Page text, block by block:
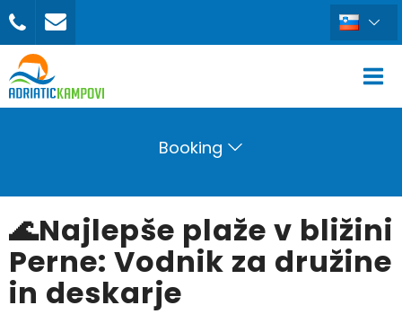
Booking
🌊Najlepše plaže v bližini
Perne: Vodnik za družine
in deskarje